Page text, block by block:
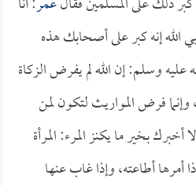
الله إنه كبر على أصحابك هذه
عليه وسلم: إن الله لم يفرض الزكاة
فرض المواريث لتكون لمن
أخبرك بخير ما يكنز المرء: المرأة
أمرها أطاعته، وإذا غاب عنها